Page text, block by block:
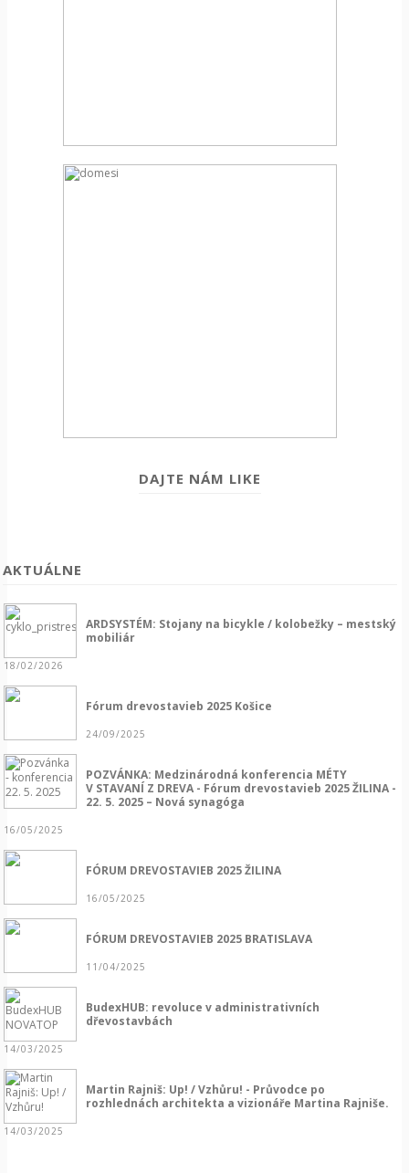
DAJTE NÁM LIKE
AKTUÁLNE
ARDSYSTÉM: Stojany na bicykle / kolobežky – mestský
mobiliár
18/02/2026
Fórum drevostavieb 2025 Košice
24/09/2025
POZVÁNKA: Medzinárodná konferencia MÉTY
V STAVANÍ Z DREVA - Fórum drevostavieb 2025 ŽILINA -
22. 5. 2025 – Nová synagóga
16/05/2025
FÓRUM DREVOSTAVIEB 2025 ŽILINA
16/05/2025
FÓRUM DREVOSTAVIEB 2025 BRATISLAVA
11/04/2025
BudexHUB: revoluce v administrativních
dřevostavbách
14/03/2025
Martin Rajniš: Up! / Vzhůru! - Průvodce po
rozhlednách architekta a vizionáře Martina Rajniše.
14/03/2025